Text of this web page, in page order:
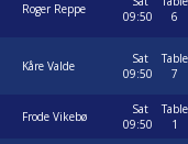
Roger Reppe
09:50
6
Kåre Valde
Sat
09:50
Table
7
Frode Vikebø
Sat
09:50
Table
1